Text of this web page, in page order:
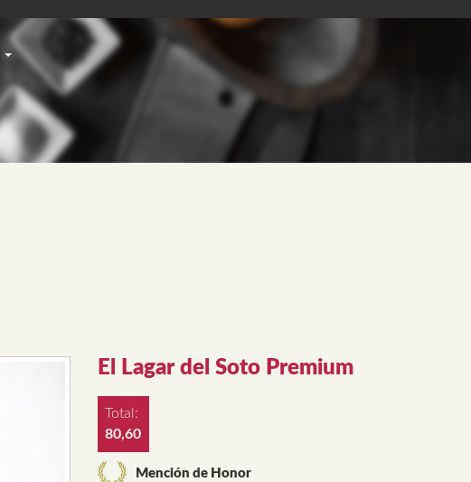
El Lagar del Soto Premium
Total:
80,60
Mención de Honor